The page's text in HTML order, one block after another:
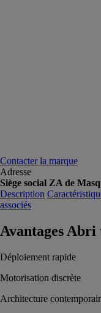
Contacter la marque
Adresse
Siège social ZA de
Description
associés
Avantages Abri
Déploiement rapide
Motorisation discrète
Architecture